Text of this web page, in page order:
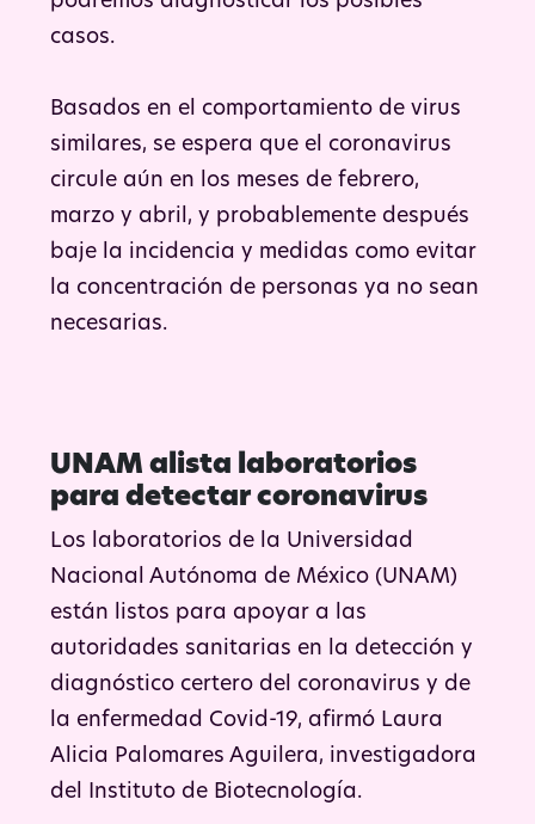
casos.
Basados en el comportamiento de virus
similares, se espera que el coronavirus
circule aún en los meses de febrero,
marzo y abril, y probablemente después
baje la incidencia y medidas como evitar
la concentración de personas ya no sean
necesarias.
UNAM alista laboratorios
para detectar coronavirus
Los laboratorios de la Universidad
Nacional Autónoma de México (UNAM)
están listos para apoyar a las
autoridades sanitarias en la detección y
diagnóstico certero del coronavirus y de
la enfermedad Covid-19, afirmó Laura
Alicia Palomares Aguilera, investigadora
del Instituto de Biotecnología.